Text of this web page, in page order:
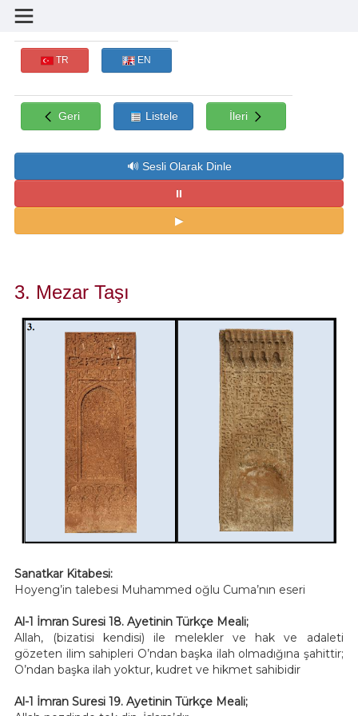
TR EN
Geri Listele İleri
3. Mezar Taşı
Sanatkar Kitabesi:
Hoyeng’in talebesi Muhammed oğlu Cuma’nın eseri
Al-1 İmran Suresi 18. Ayetinin Türkçe Meali;
Allah, (bizatisi kendisi) ile melekler ve hak ve adaleti
gözeten ilim sahipleri O’ndan başka ilah olmadığına şahittir;
O’ndan başka ilah yoktur, kudret ve hikmet sahibidir
Al-1 İmran Suresi 19. Ayetinin Türkçe Meali;